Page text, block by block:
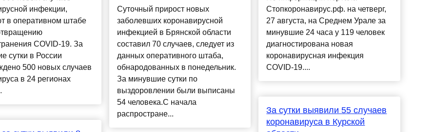
инфекции,
в оперативном штабе
COVID-19. За
сутки в России
500 новых случаев
в 24 регионах
Суточный прирост новых
заболевших коронавирусной
инфекцией в Брянской области
составил 70 случаев, следует из
данных оперативного штаба,
обнародованных в понедельник.
За минувшие сутки по
выздоровлении были выписаны
54 человека.С начала
распростране...
Стопкоронавирус.рф. на четверг,
27 августа, на Среднем Урале за
минувшие 24 часа у 119 человек
диагностирована новая
коронавирусная инфекция
COVID-19....
За сутки выявили 55 случаев
коронавируса в Курской